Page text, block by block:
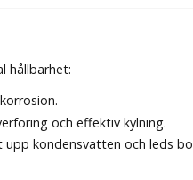
hållbarhet:
och effektiv kylning.
kondensvatten och leds